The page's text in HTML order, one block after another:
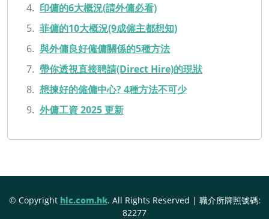
印傭的6大概況(請外傭必看)
菲傭的10大概況(9成僱主都想知)
與外傭良好僱傭關係的5種方法
帶你透視直接聘請(Direct Hire)的現狀
想揀好的僱傭中心? 4種方法不可少
外傭工資 2025 更新
© Copyright hlc.com.hk. All Rights Reserved | 職介所牌照號碼:
82277